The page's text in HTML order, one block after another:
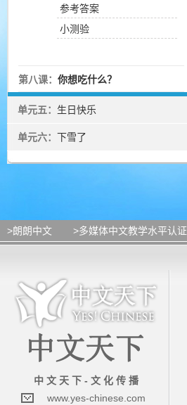
参考答案
小测验
第八课： 你想吃什么？
单元五： 生日快乐
单元六： 下雪了
>朗朗中文 >多媒体中文教学水平认证
中 文 天 下 - 文 化 传 播
www.yes-chinese.com